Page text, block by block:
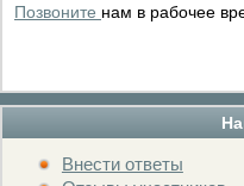
Внести ответы
Позвоните нам в рабочее